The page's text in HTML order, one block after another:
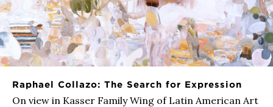
Raphael Collazo: The Search for Expression
On view in Kasser Family Wing of Latin American Art